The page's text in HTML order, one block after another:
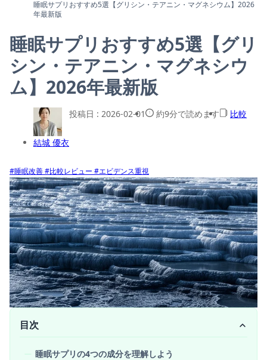
睡眠サプリおすすめ5選【グリシン・テアニン・マグネシウム】2026
年最新版
睡眠サプリおすすめ5選【グリ
シン・テアニン・マグネシウ
ム】2026年最新版
結城 優衣
投稿日 : 2026-02-01 約9分で読めます 比較
#睡眠改善#比較レビュー #エビデンス重視
目次
睡眠サプリの4つの成分を理解しよう